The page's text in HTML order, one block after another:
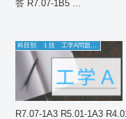
答 R7.07-1B5 ...
R7.07-1A3 R5.01-1A3 R4.01-2A2 R2.11-1A3 H31.01-1A4 解答へ 解答